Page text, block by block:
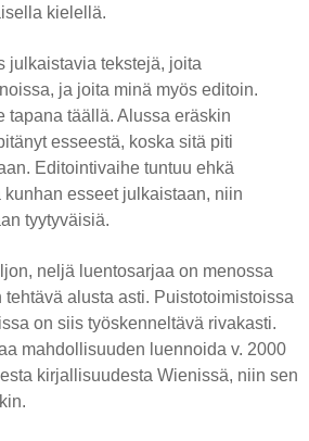
kielellä.
julkaistavia tekstejä, joita
ja joita minä myös editoin.
tapana täällä. Alussa eräskin
esseestä, koska sitä piti
Editointivaihe tuntuu ehkä
kunhan esseet julkaistaan, niin
tyytyväisiä.
neljä luentosarjaa on menossa
alusta asti. Puistotoimistoissa
on siis työskenneltävä rivakasti.
mahdollisuuden luennoida v. 2000
kirjallisuudesta Wienissä, niin sen